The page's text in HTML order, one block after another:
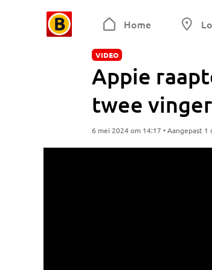
Home
VIDEO
Appie
twee
6 mei 2024 om 14:17 • Aangepast